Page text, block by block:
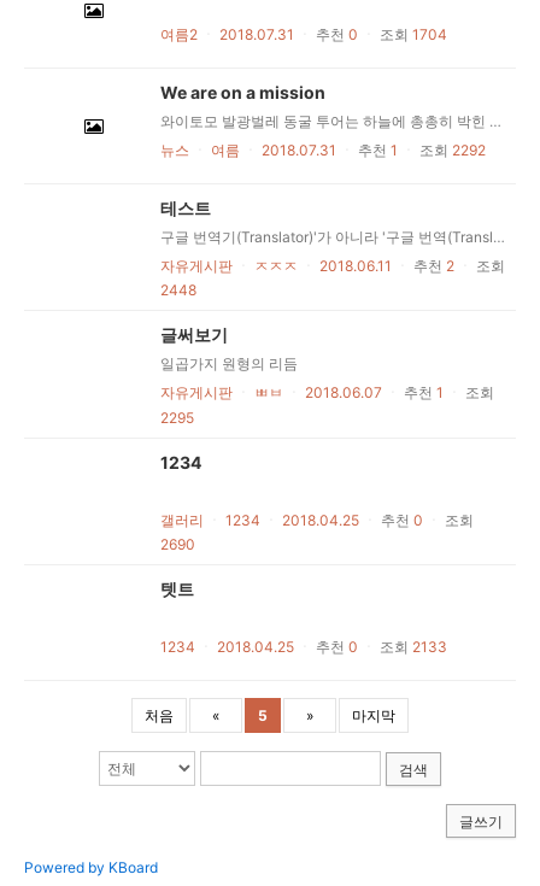
여름2 2018.07.31 추천 0 조회 1704
We are on a mission
와이토모 발광벌레 동굴 투어는 하늘에 총총히 박힌 푸른 별 아래에서 조용히 보트에 오르는 것으로 마무리된다(또는 적어도 그렇게 끝나는 듯 느껴진다). 그러나 총총한 별 같은 천장의 빛들은 사실 스스로 빛을 내는 버섯파리들이다. 뉴질랜드에서만 볼 수 있는 발광벌레들은 6~12개월간의 애벌레 단계에서 청록색 빛을 발한다. 발광벌레들의 발광 현상은 배설 기관에서 일어나는 화학 반응으로 발생하며, 이는 먹잇감을 애벌레가 사는 거미줄로 유인하는 역할을 한다. 애벌레는 배가 고플수록 더 밝은 빛을 발한다. 이것이 발광벌레의 전성기이다. 거대한 버섯, 원자폭탄 구름, 아니면 닭을 닮기도 한 화이트 데저트의 석회석 바위들은 해저가 침식되면서 형성된 것들이다. 백악기 시대에 이곳은 물에 잠겨 있었으며, 해양 무척추 동물 뼈대에서 나온 백악 침전물이 계속해서 쌓이고 있었다. 1억 년 동안 일어난 일을 간단히 말하자면, 바닷물이 마르고 해저가 침식되면서, 현재의 화이트 데저트가 커다란 버섯과 구름 그리고 닭 모양의 바위들로 뒤덮이게 된 것이다. 표백한 듯 새하얀 화이트 데저트의 경치를 제대로 즐기려면 캠핑 숙박이 필수이다. 태양이 지고 뜨면서 바위를 비추는 빛이 변하고 그림자도 따라 변하기 때문이다. 또한 사각사각 모래 위를 달리는 사막여우의 발자국 소리도 들을 수 있다. 5
뉴스
여름 2018.07.31 추천 1 조회 2292
테스트
구글 번역기(Translator)'가 아니라 '구글 번역(Translate)'이 올바른 명칭이다. 공식적으로 구글이 밀어주고 있다. 약 200억 개의 번역된 단어를 사용 ...
자유게시판
ㅈㅈㅈ 2018.06.11 추천 2
조회
2448
글써보기
일곱가지 원형의 리듬
자유게시판
ㅃㅂ 2018.06.07 추천 1
조회
2295
1234
갤러리 1234 2018.04.25 추천 0
조회
2690
텟트
1234 2018.04.25 추천 0 조회 2133
처음 « 5 » 마지막
검색
글쓰기
Powered by KBoard